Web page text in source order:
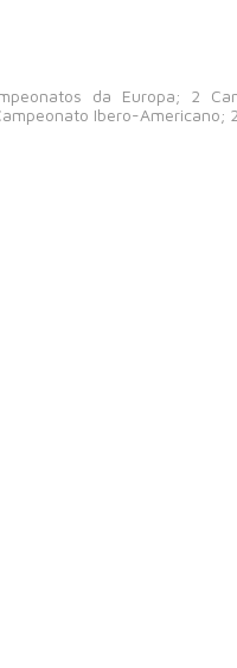
da Europa; 2
Ibero-Americano;